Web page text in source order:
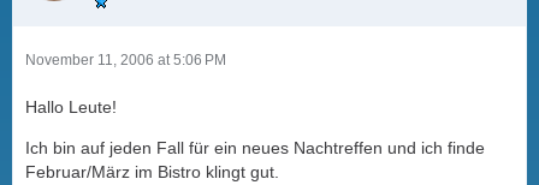
November 11, 2006 at 5:06 PM
Hallo Leute!
Ich bin auf jeden Fall für ein neues Nachtreffen und ich finde
Februar/März im Bistro klingt gut.